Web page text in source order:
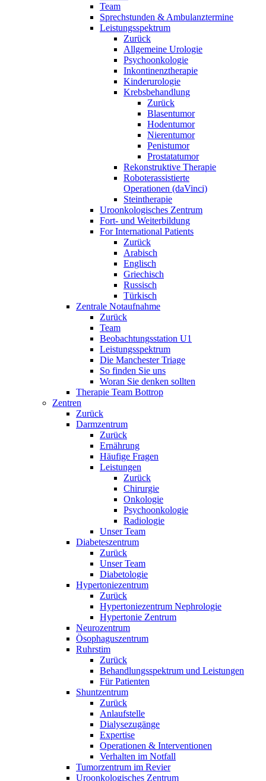
Team
Sprechstunden & Ambulanztermine
Leistungsspektrum
Zurück
Allgemeine Urologie
Psychoonkologie
Inkontinenztherapie
Kinderurologie
Krebsbehandlung
Zurück
Blasentumor
Hodentumor
Nierentumor
Penistumor
Prostatatumor
Rekonstruktive Therapie
Roboterassistierte
Operationen (daVinci)
Steintherapie
Uroonkologisches Zentrum
Fort- und Weiterbildung
For International Patients
Zurück
Arabisch
Englisch
Griechisch
Russisch
Türkisch
Zentrale Notaufnahme
Zurück
Team
Beobachtungsstation U1
Leistungsspektrum
Die Manchester Triage
So finden Sie uns
Woran Sie denken sollten
Therapie Team Bottrop
Zentren
Zurück
Darmzentrum
Zurück
Ernährung
Häufige Fragen
Leistungen
Zurück
Chirurgie
Onkologie
Psychoonkologie
Radiologie
Unser Team
Diabeteszentrum
Zurück
Unser Team
Diabetologie
Hypertoniezentrum
Zurück
Hypertoniezentrum Nephrologie
Hypertonie Zentrum
Neurozentrum
Ösophaguszentrum
Ruhrstim
Zurück
Behandlungsspektrum und Leistungen
Für Patienten
Shuntzentrum
Zurück
Anlaufstelle
Dialysezugänge
Expertise
Operationen & Interventionen
Verhalten im Notfall
Tumorzentrum im Revier
Uroonkologisches Zentrum